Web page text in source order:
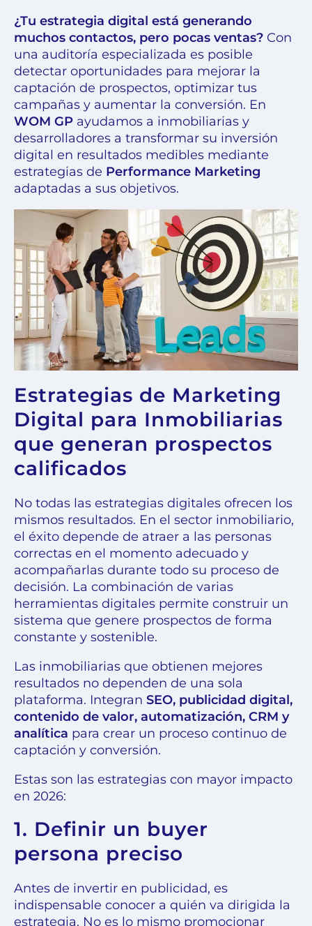
¿Tu estrategia digital está generando
muchos contactos, pero pocas ventas? Con
una auditoría especializada es posible
detectar oportunidades para mejorar la
captación de prospectos, optimizar tus
campañas y aumentar la conversión. En
WOM GP ayudamos a inmobiliarias y
desarrolladores a transformar su inversión
digital en resultados medibles mediante
estrategias de Performance Marketing
adaptadas a sus objetivos.
Estrategias de Marketing
Digital para Inmobiliarias
que generan prospectos
calificados
No todas las estrategias digitales ofrecen los
mismos resultados. En el sector inmobiliario,
el éxito depende de atraer a las personas
correctas en el momento adecuado y
acompañarlas durante todo su proceso de
decisión. La combinación de varias
herramientas digitales permite construir un
sistema que genere prospectos de forma
constante y sostenible.
Las inmobiliarias que obtienen mejores
resultados no dependen de una sola
plataforma. Integran SEO, publicidad digital,
contenido de valor, automatización, CRM y
analítica para crear un proceso continuo de
captación y conversión.
Estas son las estrategias con mayor impacto
en 2026:
1. Definir un buyer
persona preciso
Antes de invertir en publicidad, es
indispensable conocer a quién va dirigida la
estrategia. No es lo mismo promocionar